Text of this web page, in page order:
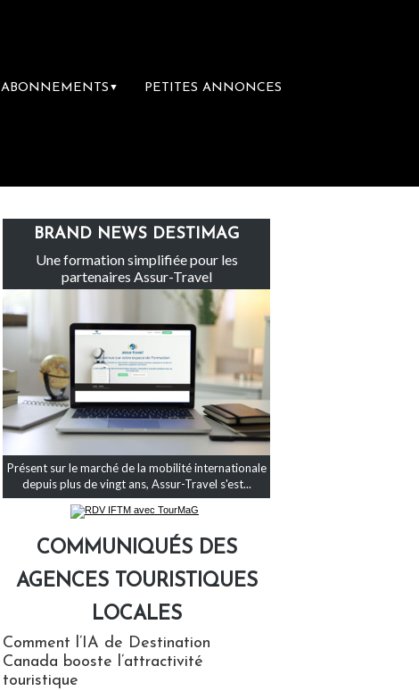
ABONNEMENTS ▼ PETITES ANNONCES
Le groupe Sainte-Claire rachète Eden Tour
BRAND NEWS DESTIMAG
Une formation simplifiée pour les
partenaires Assur-Travel
Présent sur le marché de la mobilité internationale
depuis plus de vingt ans, Assur-Travel s'est...
COMMUNIQUÉS DES
AGENCES TOURISTIQUES
LOCALES
Comment l’IA de Destination
Canada booste l’attractivité
touristique